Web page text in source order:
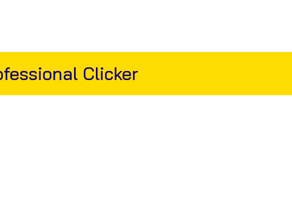
Clicker